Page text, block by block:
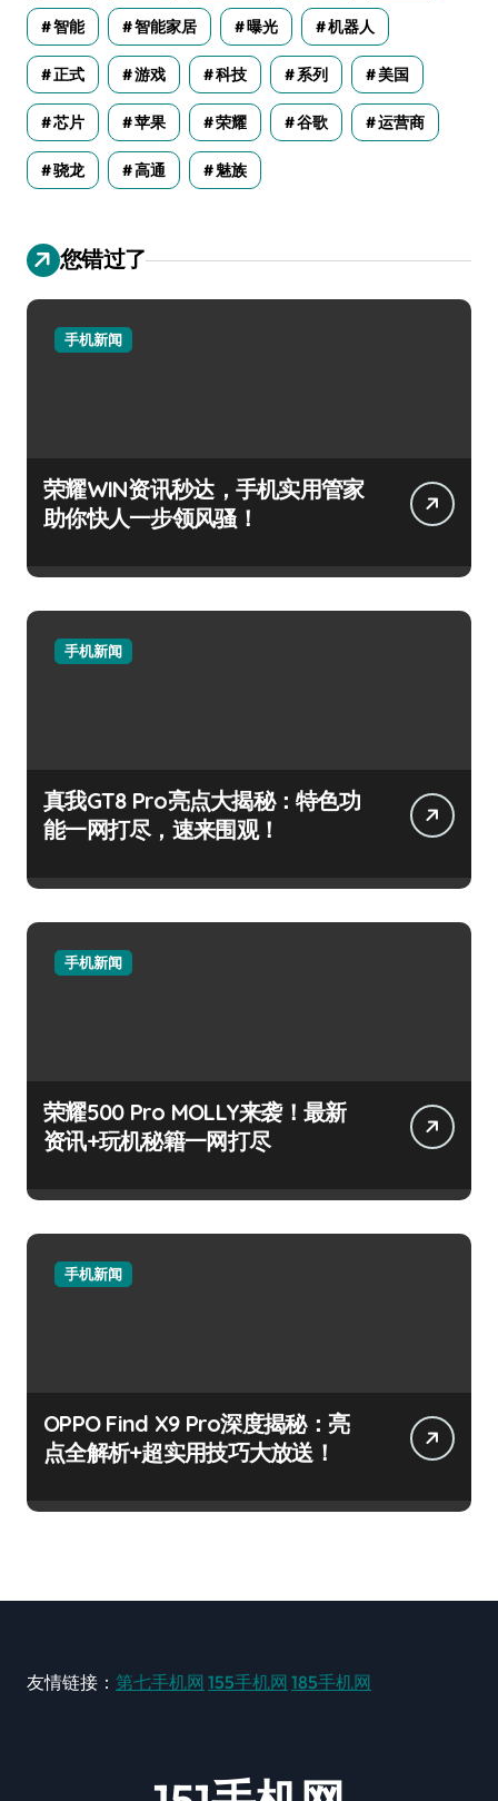
智能 智能家居 曝光 机器人
正式 游戏 科技 系列 美国
芯片 苹果 荣耀 谷歌 运营商
骁龙 高通 魅族
您错过了
手机新闻
荣耀WIN资讯秒达，手机实用管家
助你快人一步领风骚！
手机新闻
真我GT8 Pro亮点大揭秘：特色功
能一网打尽，速来围观！
手机新闻
荣耀500 Pro MOLLY来袭！最新
资讯+玩机秘籍一网打尽
手机新闻
OPPO Find X9 Pro深度揭秘：亮
点全解析+超实用技巧大放送！
友情链接： 第七手机网 155手机网 185手机网